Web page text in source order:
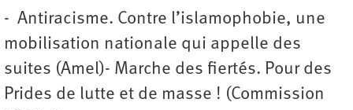
- Antiracisme. Contre l’islamophobie, une
mobilisation nationale qui appelle des
suites (Amel)- Marche des fiertés. Pour des
Prides de lutte et de masse ! (Commission